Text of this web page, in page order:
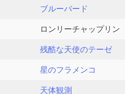
ブルーバード
ロンリーチャップリン
残酷な天使のテーゼ
星のフラメンコ
天体観測